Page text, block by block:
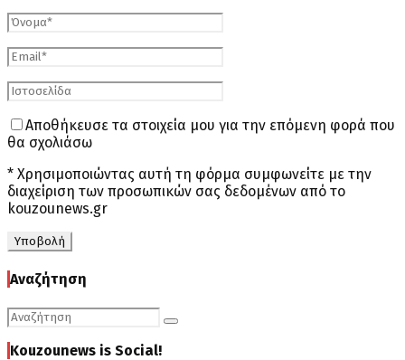
Αποθήκευσε τα στοιχεία μου για την επόμενη φορά που
θα σχολιάσω
* Χρησιμοποιώντας αυτή τη φόρμα συμφωνείτε με την
διαχείριση των προσωπικών σας δεδομένων από το
kouzounews.gr
Αναζήτηση
Search
for:
Search
Kouzounews is Social!